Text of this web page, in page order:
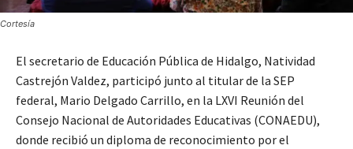
Cortesía
El secretario de Educación Pública de Hidalgo, Natividad
Castrejón Valdez, participó junto al titular de la SEP
federal, Mario Delgado Carrillo, en la LXVI Reunión del
Consejo Nacional de Autoridades Educativas (CONAEDU),
donde recibió un diploma de reconocimiento por el